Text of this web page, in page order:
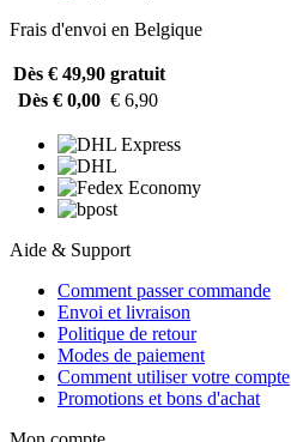
Frais d'envoi en Belgique
Dès € 49,90 gratuit
Dès € 0,00 € 6,90
Aide & Support
Comment passer commande
Envoi et livraison
Politique de retour
Modes de paiement
Comment utiliser votre compte
Promotions et bons d'achat